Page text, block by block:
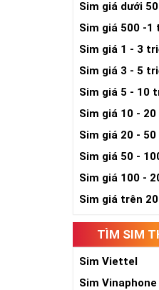
Sim giá dưới
Sim giá 500 -1
Sim giá 1 - 3
Sim giá 3 - 5
Sim giá 5 - 10
Sim giá 10 -
Sim giá 20 -
Sim giá 50 -
Sim giá 100 -
Sim giá trên
TÌM SIM
Sim Viettel
Sim Vinaphone